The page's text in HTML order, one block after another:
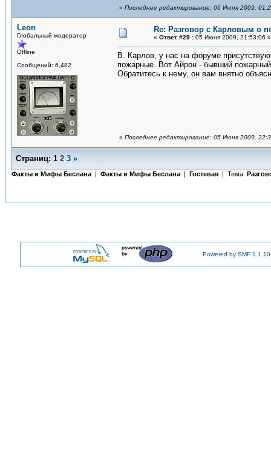
« Последнее редактирование: 06 Июня 2009,
Leon
Глобальный модератор
Offline
Сообщений: 6,482
Re: Разговор с Карловым о
« Ответ #29 : 05 Июня 2009, 21:53:06 »
В. Карлов, у нас на форуме
пожарные. Вот Айрон - бывший
Обратитесь к нему, он вам внятно
« Последнее редактирование: 05 Июня 2009,
Страниц: 1 2 3 »
Факты и Мифы Беслана | Факты и Мифы Беслана | Гостевая | Тема:
Powered by SMF 1.1.10